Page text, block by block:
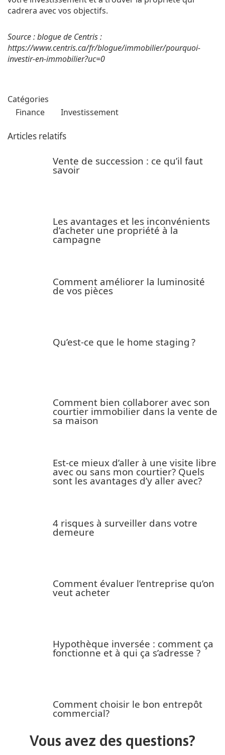
cadrera avec vos objectifs.
Source : blogue de Centris :
https://www.centris.ca/fr/blogue/immobilier/pourquoi-
investir-en-immobilier?uc=0
Catégories
Finance
Investissement
Articles relatifs
Vente de succession : ce qu’il faut
savoir
Les avantages et les inconvénients
d’acheter une propriété à la
campagne
Comment améliorer la luminosité
de vos pièces
Qu’est-ce que le home staging ?
Comment bien collaborer avec son
courtier immobilier dans la vente de
sa maison
Est-ce mieux d’aller à une visite libre
avec ou sans mon courtier? Quels
sont les avantages d’y aller avec?
4 risques à surveiller dans votre
demeure
Comment évaluer l’entreprise qu’on
veut acheter
Hypothèque inversée : comment ça
fonctionne et à qui ça s’adresse ?
Comment choisir le bon entrepôt
commercial?
Vous avez des questions?